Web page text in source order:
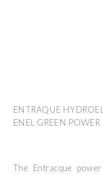
ENTRAQUE
ENEL GREEN POWER
The Entracque